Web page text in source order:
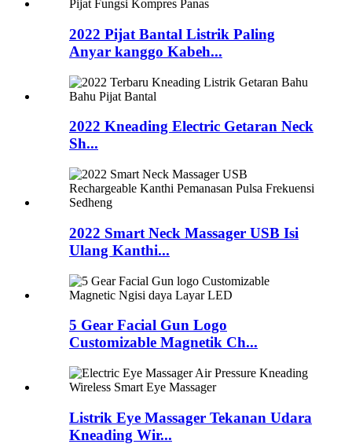
2022 Pijat Bantal Listrik Paling
Anyar kanggo Kabeh...
2022 Kneading Electric Getaran Neck
Sh...
2022 Smart Neck Massager USB Isi
Ulang Kanthi...
5 Gear Facial Gun Logo
Customizable Magnetik Ch...
Listrik Eye Massager Tekanan Udara
Kneading Wir...